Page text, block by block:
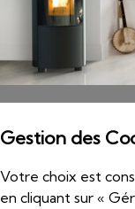
Gestion des
Votre choix est
en cliquant sur «